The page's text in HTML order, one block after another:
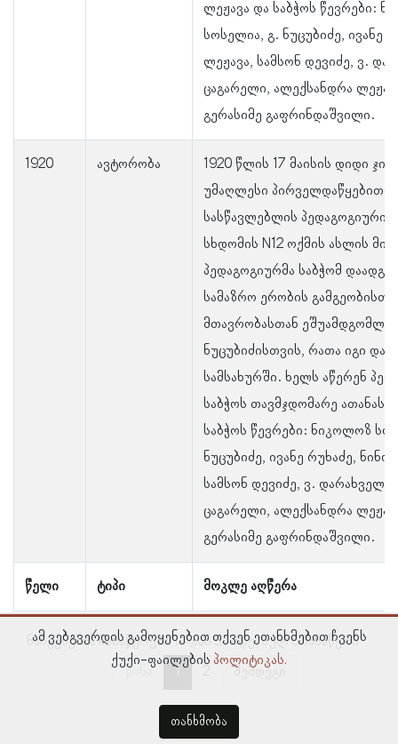
წელი ტიპი მოკლე აღწერა
ლეჟავა და საბჭოს წევრები:
სოსელია, გ. ნუცუბიძე, ივანე
ლეჟავა, სამსონ დევიძე, ვ.
ცაგარელი, ალექსანდრა
გერასიმე გაფრინდაშვილი.
1920 ავტორობა
1920 წლის 17 მაისის დიდი
უმაღლესი პირველდაწყებითი
სასწავლებლის პედაგოგიური
სხდომის N12 ოქმის ასლის
პედაგოგიურმა საბჭომ
სამაზრო ერობის
მთავრობასთან ეშუამდგომლა
ნუცუბიძისთვის, რათა იგი
სამსახურში. ხელს აწერენ
საბჭოს თავმჯდომარე ათანასე
საბჭოს წევრები: ნიკოლოზ
ნუცუბიძე, ივანე რუხაძე, ნინო
სამსონ დევიძე, ვ.
ცაგარელი, ალექსანდრა
გერასიმე გაფრინდაშვილი.
ნაჩვენებია ჩანაწერები 1–დან 5–მდე, სულ 6 ჩანაწერი
წინა
1 შემდეგი
ამ ვებგვერდის გამოყენებით თქვენ ეთანხმებით ჩვენს
ქუქი-ფაილების პოლიტიკას.
თანხმობა